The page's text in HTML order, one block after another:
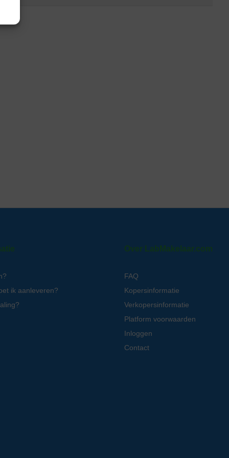
ik aanleveren?
Over LabMakelaar.com
FAQ
Kopersinformatie
Verkopersinformatie
Platform voorwaarden
Inloggen
Contact